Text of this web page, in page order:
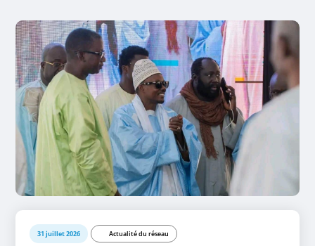
31 juillet 2026 Actualité du réseau